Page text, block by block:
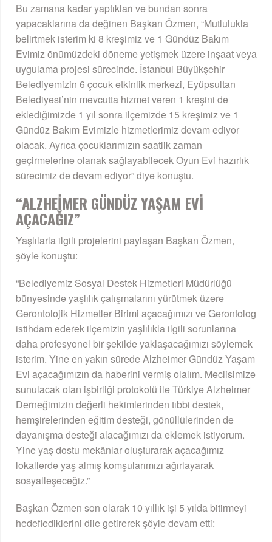
Bu zamana kadar yaptıkları ve bundan sonra
yapacaklarına da değinen Başkan Özmen, “Mutlulukla
belirtmek isterim ki 8 kreşimiz ve 1 Gündüz Bakım
Evimiz önümüzdeki döneme yetişmek üzere inşaat veya
uygulama projesi sürecinde. İstanbul Büyükşehir
Belediyemizin 6 çocuk etkinlik merkezi, Eyüpsultan
Belediyesi’nin mevcutta hizmet veren 1 kreşini de
eklediğimizde 1 yıl sonra ilçemizde 15 kreşimiz ve 1
Gündüz Bakım Evimizle hizmetlerimiz devam ediyor
olacak. Ayrıca çocuklarımızın saatlik zaman
geçirmelerine olanak sağlayabilecek Oyun Evi hazırlık
sürecimiz de devam ediyor” diye konuştu.
“ALZHEİMER GÜNDÜZ YAŞAM EVİ
AÇACAĞIZ”
Yaşlılarla ilgili projelerini paylaşan Başkan Özmen,
şöyle konuştu:
“Belediyemiz Sosyal Destek Hizmetleri Müdürlüğü
bünyesinde yaşlılık çalışmalarını yürütmek üzere
Gerontolojik Hizmetler Birimi açacağımızı ve Gerontolog
istihdam ederek ilçemizin yaşlılıkla ilgili sorunlarına
daha profesyonel bir şekilde yaklaşacağımızı söylemek
isterim. Yine en yakın sürede Alzheimer Gündüz Yaşam
Evi açacağımızın da haberini vermiş olalım. Meclisimize
sunulacak olan işbirliği protokolü ile Türkiye Alzheimer
Derneğimizin değerli hekimlerinden tıbbi destek,
hemşirelerinden eğitim desteği, gönüllülerinden de
dayanışma desteği alacağımızı da eklemek istiyorum.
Yine yaş dostu mekânlar oluşturarak açacağımız
lokallerde yaş almış komşularımızı ağırlayarak
sosyalleşeceğiz.”
Başkan Özmen son olarak 10 yıllık işi 5 yılda bitirmeyi
hedeflediklerini dile getirerek şöyle devam etti: